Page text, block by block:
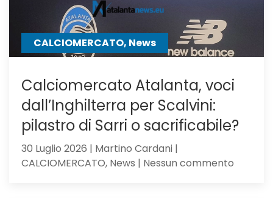
CALCIOMERCATO, News
Calciomercato Atalanta, voci
dall’Inghilterra per Scalvini:
pilastro di Sarri o sacrificabile?
30 Luglio 2026 | Martino Cardani |
CALCIOMERCATO, News | Nessun commento